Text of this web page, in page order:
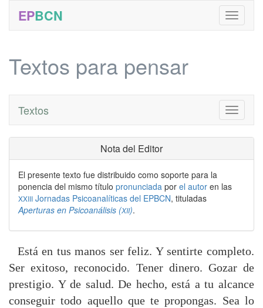
EPBCN
Textos para pensar
Toggle
Textos
Nota del Editor
El presente texto fue distribuido como soporte para la
ponencia del mismo título pronunciada por el autor en las
XXIII Jornadas Psicoanalíticas del EPBCN, tituladas
Aperturas en Psicoanálisis (XII).
Está en tus manos ser feliz. Y sentirte completo.
Ser exitoso, reconocido. Tener dinero. Gozar de
prestigio. Y de salud. De hecho, está a tu alcance
conseguir todo aquello que te propongas. Sea lo